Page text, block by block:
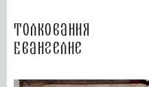
Толкования
Евангелие